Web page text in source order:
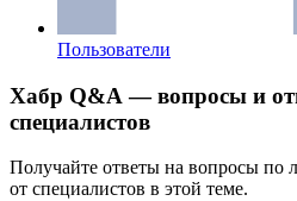
Пользователи
Хабр Q&A — вопросы и
специалистов
Получайте ответы на вопросы по
от специалистов в этой теме.